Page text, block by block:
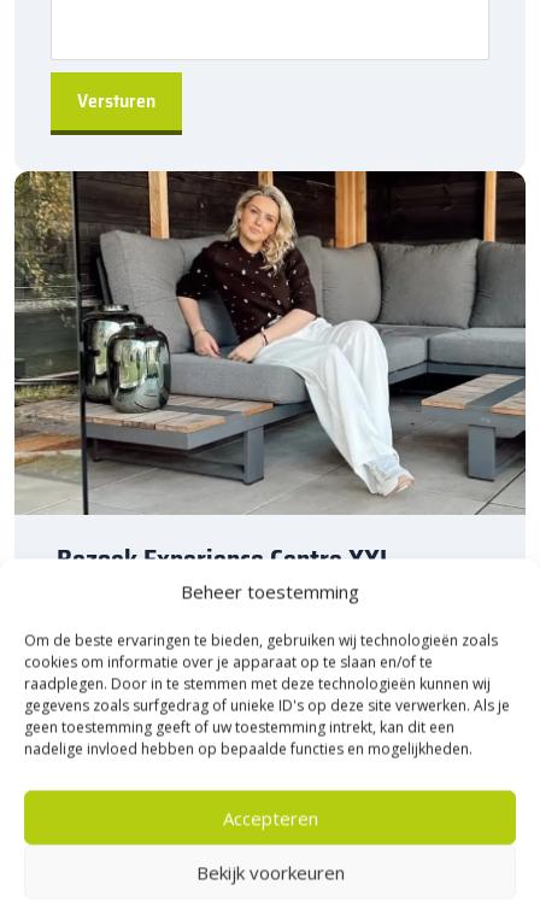
Beheer toestemming
Om de beste ervaringen te bieden, gebruiken wij technologieën zoals
cookies om informatie over je apparaat op te slaan en/of te
raadplegen. Door in te stemmen met deze technologieën kunnen wij
gegevens zoals surfgedrag of unieke ID's op deze site verwerken. Als je
geen toestemming geeft of uw toestemming intrekt, kan dit een
nadelige invloed hebben op bepaalde functies en mogelijkheden.
Accepteren
Bekijk voorkeuren
Veelzijdig toepasbaar
A-kwaliteit producten
Bestel deKijlstra trottoirband 18/20×20 bocht r=1
uitwendig
via sierbestratingsmarkt.com en voeg een
stevige afscheiding toe aan uw bestratingsproject. Deze
trottoirbanden worden per 6 stuksverkocht en zijn perfect voor
grotere projecten.
Bezoek Experience Centre XXL
Bijna het gehele Kijlstra assortiment vind je in het
prachtige Heerde.
★ 2.500m² Experience Centre XXL in Heerde!
Kom gezellig langs!